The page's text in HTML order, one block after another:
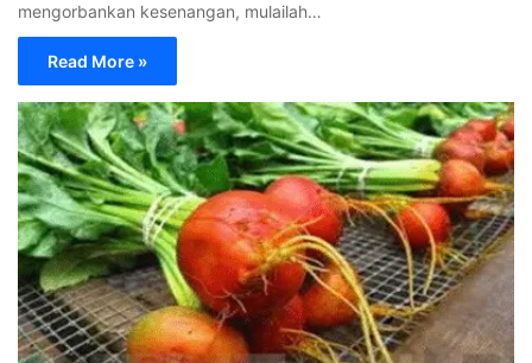
mengorbankan kesenangan, mulailah…
Read More »